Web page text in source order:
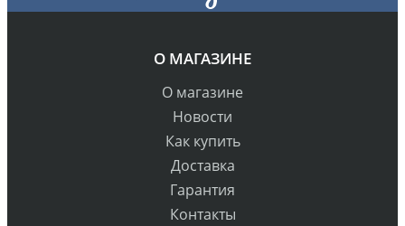
О МАГАЗИНЕ
О магазине
Новости
Как купить
Доставка
Гарантия
Контакты